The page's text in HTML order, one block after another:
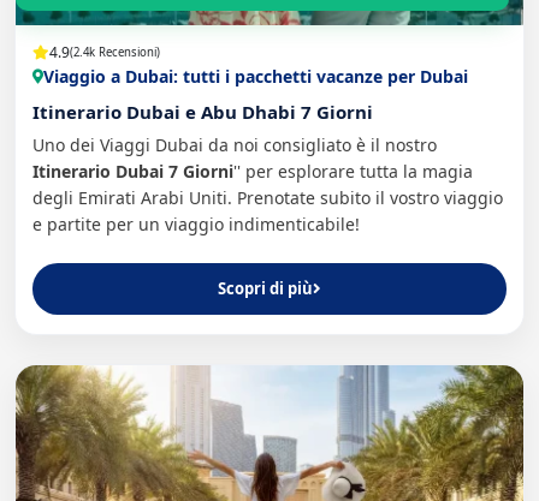
4.9(2.4k Recensioni)
Viaggio a Dubai: tutti i pacchetti vacanze per Dubai
Itinerario Dubai e Abu Dhabi 7 Giorni
Uno dei Viaggi Dubai da noi consigliato è il nostro
Itinerario Dubai 7 Giorni'' per esplorare tutta la magia
degli Emirati Arabi Uniti. Prenotate subito il vostro viaggio
e partite per un viaggio indimenticabile!
Scopri di più